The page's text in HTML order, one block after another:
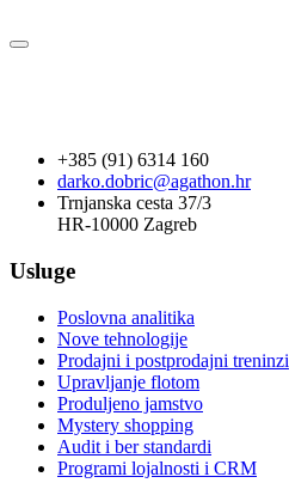
+385 (91) 6314 160
darko.dobric@agathon.hr
Trnjanska cesta 37/3
HR-10000 Zagreb
Usluge
Poslovna analitika
Nove tehnologije
Prodajni i postprodajni treninzi
Upravljanje flotom
Produljeno jamstvo
Mystery shopping
Audit i ber standardi
Programi lojalnosti i CRM